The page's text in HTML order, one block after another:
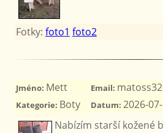
Fotky: foto1 foto2
Jméno: Mett Email:
Kategorie: Boty Datum: 2026-
Nabízím starší kožené